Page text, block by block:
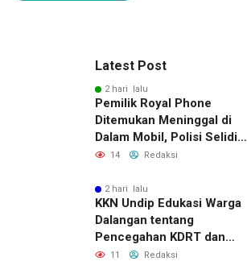
Latest Post
2 hari lalu
Pemilik Royal Phone
Ditemukan Meninggal di
Dalam Mobil, Polisi Selidiki
Dugaan Keterkaitan
14 Redaksi
2 hari lalu
KKN Undip Edukasi Warga
Dalangan tentang
Pencegahan KDRT dan
Komunikasi Keluarga
11 Redaksi